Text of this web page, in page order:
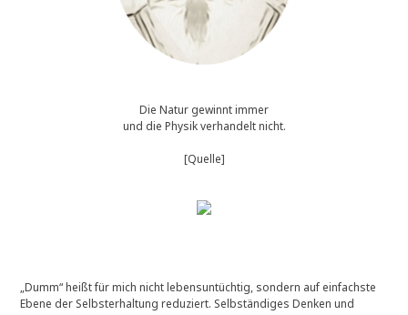
Die Natur gewinnt immer
und die Physik verhandelt nicht.
[Quelle]
„Dumm“ heißt für mich nicht lebensuntüchtig, sondern auf einfachste
Ebene der Selbsterhaltung reduziert. Selbständiges Denken und